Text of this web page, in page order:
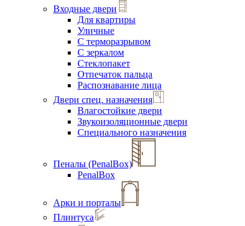
Входные двери
Для квартиры
Уличные
С терморазрывом
С зеркалом
Стеклопакет
Отпечаток пальца
Распознавание лица
Двери спец. назначения
Влагостойкие двери
Звукоизоляционные двери
Специального назначения
Пеналы (PenalBox)
PenalBox
Арки и порталы
Плинтуса